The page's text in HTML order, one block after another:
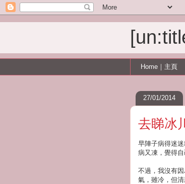
Home｜主頁
27/01/2014
去睇冰
早陣子病得迷
病又凍，覺得
不過，我沒有
氣，雖冷，但